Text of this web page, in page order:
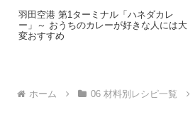
羽田空港 第1ターミナル「ハネダカレ
ー」～ おうちのカレーが好きな人には大
変おすすめ
ホーム 06 材料別レシピ一覧